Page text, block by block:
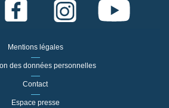
Mentions légales
des données personnelles
Contact
Espace presse